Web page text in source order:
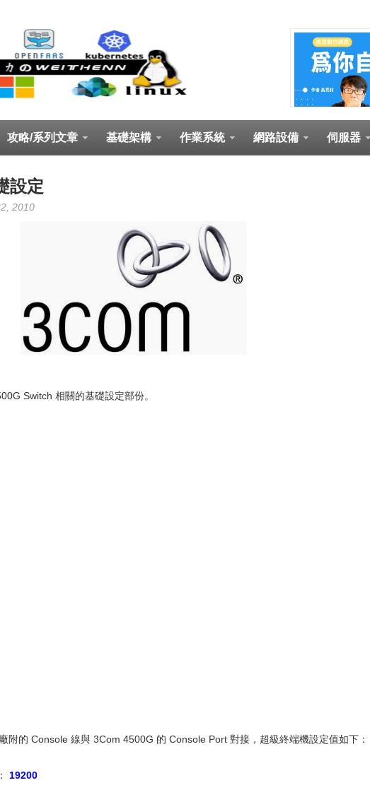
攻略/系列文章 基礎架構 作業系統 網路設備 伺服器
設定
2010
Switch 相關的基礎設定部份。
附的 Console 線與 3Com 4500G 的 Console Port 對接，超級終端機設定值如下：
19200